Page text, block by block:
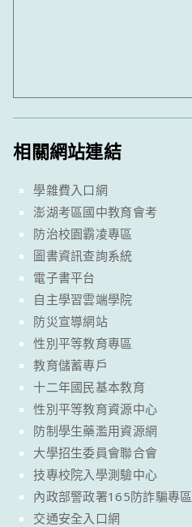
相關網站連結
學雜費入口網
澎湖考區國中教育會考
防治校園霸凌專區
圖書資訊查詢系統
電子書平台
自主學習雲端學院
防災宣導網站
性別平等教育專區
教育儲蓄專戶
十二年國民基本教育
性別平等教育資源中心
防制學生藥濫用資源網
大學招生委員會聯合會
技專校院入學測驗中心
內政部警政署165防詐騙專區
交通安全入口網